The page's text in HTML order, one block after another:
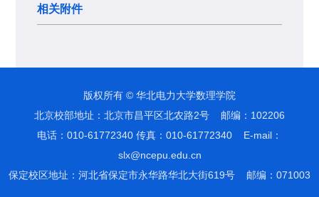
相关附件
版权所有 © 华北电力大学数理学院
北京校部地址：北京市昌平区北农路2号 邮编：102206
电话：010-61772340 传真：010-61772340 E-mail：
slx@ncepu.edu.cn
保定校区地址：河北省保定市永华路华北大街619号 邮编：071003